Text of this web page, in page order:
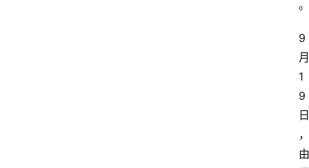
。
9
月
1
9
日
，
由